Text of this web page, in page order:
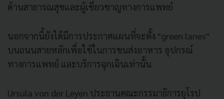
ด้านสาธารณสุขและผู้เชี่ยวชาญทางการแพทย์
นอกจากนี้ยังได้มีการประกาศแผนที่จะตั้ง "green lanes"
บนถนนสายหลักเพื่อใช้ในการขนส่งอาหาร อุปกรณ์
ทางการแพทย์ และบริการฉุกเฉินเท่านั้น
Ursula von der Leyen ประธานคณะกรรมาธิการยุโรป